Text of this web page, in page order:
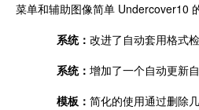
菜单和辅助图像简单 Undercover10
系统： 改进了自动套用格式检
系统： 增加了一个自动更新
模板： 简化的使用通过删除